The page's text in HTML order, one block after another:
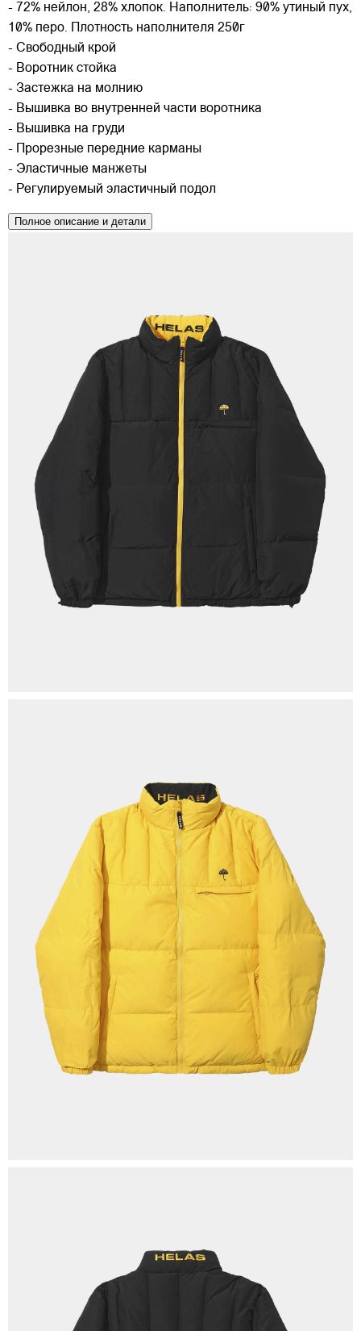
- 72% нейлон, 28% хлопок. Наполнитель: 90% утиный пух,
10% перо. Плотность наполнителя 250г
- Свободный крой
- Воротник стойка
- Застежка на молнию
- Вышивка во внутренней части воротника
- Вышивка на груди
- Прорезные передние карманы
- Эластичные манжеты
- Регулируемый эластичный подол
Полное описание и детали